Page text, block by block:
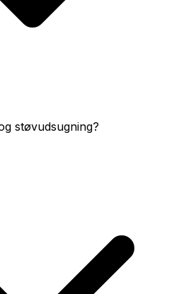
støvudsugning?